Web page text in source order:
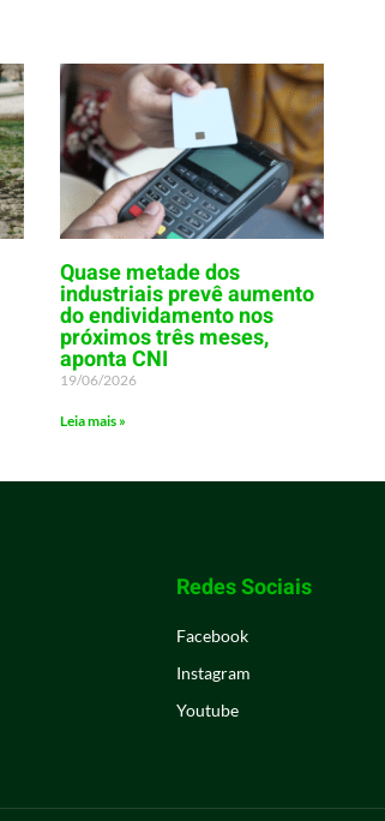
Quase metade dos
industriais prevê aumento
do endividamento nos
próximos três meses,
aponta CNI
19/06/2026
Leia mais »
Redes Sociais
Facebook
Instagram
Youtube